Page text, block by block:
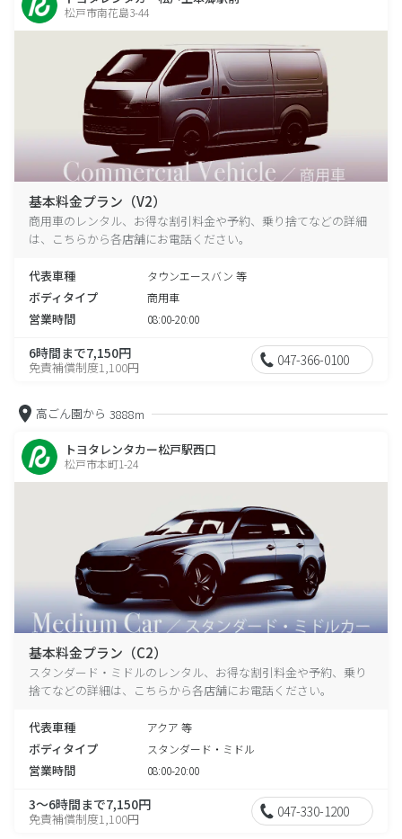
松戸市南花島3-44
基本料金プラン（V2）
商用車のレンタル、お得な割引料金や予約、乗り捨てなどの詳細
は、こちらから各店舗にお電話ください。
代表車種 タウンエースバン 等
ボディタイプ 商用車
営業時間 08:00-20:00
6時間まで7,150円
免責補償制度1,100円 047-366-0100
高ごん園から 3888m
トヨタレンタカー松戸駅西口
松戸市本町1-24
基本料金プラン（C2）
スタンダード・ミドルのレンタル、お得な割引料金や予約、乗り
捨てなどの詳細は、こちらから各店舗にお電話ください。
代表車種 アクア 等
ボディタイプ スタンダード・ミドル
営業時間 08:00-20:00
3～6時間まで7,150円
免責補償制度1,100円 047-330-1200